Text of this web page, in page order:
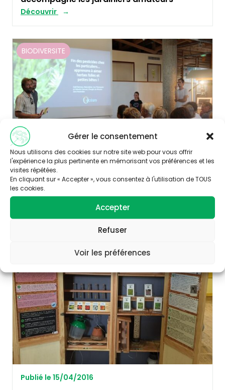
Gérer le consentement
Nous utilisons des cookies sur notre site web pour vous offrir
l'expérience la plus pertinente en mémorisant vos préférences et les
visites répétées.
En cliquant sur « Accepter », vous consentez à l'utilisation de TOUS
les cookies.
Accepter
Refuser
Voir les préférences
Découvrir
BIODIVERSITE
Publié le 28/12/2018
Terre & Océan accompagne les jardiniers
Découvrir
RISQUES CHIMIQUES
Publié le 15/04/2016